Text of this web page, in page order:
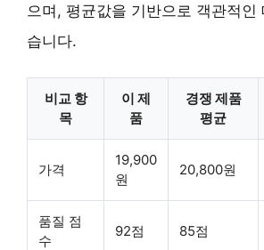
으며, 평균값을 기반으로 객관적인
습니다.
비교 항
목
이 제
품
경쟁 제품
평균
가격
19,900
원
20,800원
품질 점
수
92점 85점